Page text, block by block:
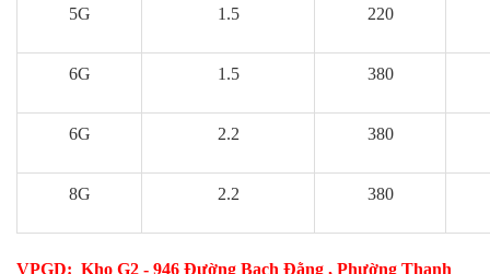
5G 1.5 220
6G 1.5 380
6G 2.2 380
8G 2.2 380
VPGD: Kho G2 - 946 Đường Bạch Đằng , Phường Thanh